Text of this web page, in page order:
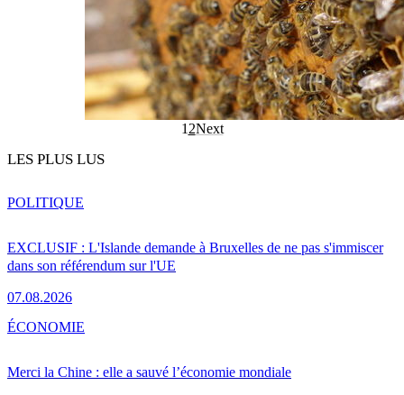
1 2Next
LES PLUS LUS
EXCLUSIF : L'Islande demande à Bruxelles de ne pas s'immiscer
dans son référendum sur l'UE
07.08.2026
POLITIQUE
Merci la Chine : elle a sauvé l’économie mondiale
ÉCONOMIE